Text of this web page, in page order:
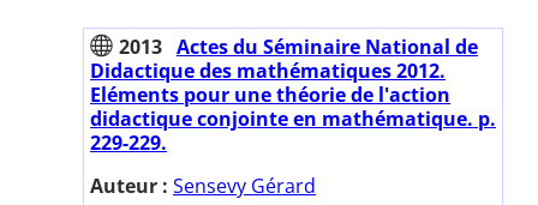
2013 Actes du Séminaire National de
Didactique des mathématiques 2012.
Eléments pour une théorie de l'action
didactique conjointe en mathématique. p.
229-229.
Auteur : Sensevy Gérard